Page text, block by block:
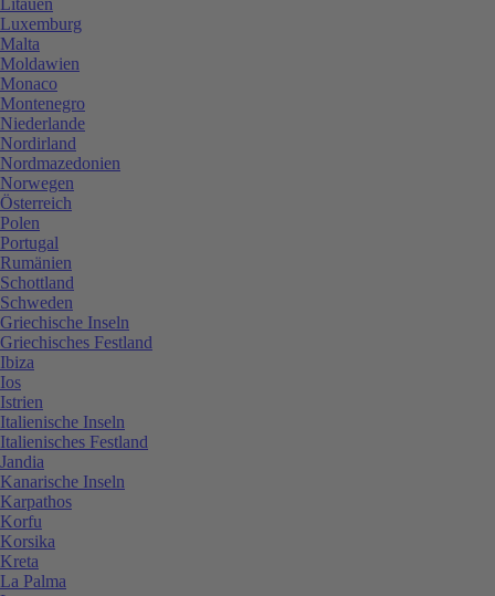
Luxemburg
Malta
Moldawien
Monaco
Montenegro
Niederlande
Nordirland
Nordmazedonien
Norwegen
Österreich
Polen
Portugal
Rumänien
Schottland
Schweden
Griechische Inseln
Griechisches Festland
Ibiza
Ios
Istrien
Italienische Inseln
Italienisches Festland
Jandia
Kanarische Inseln
Karpathos
Korfu
Korsika
Kreta
La Palma